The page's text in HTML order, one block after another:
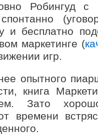
Робингуд с
и бесплатно
маркетинге (
игр.
опытного
книга
Зато
времени